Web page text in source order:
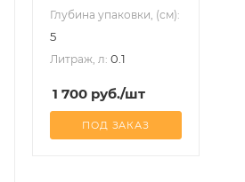
Глубина упаковки, (см):
5
Литраж, л: 0.1
1 700 руб./шт
ПОД ЗАКАЗ